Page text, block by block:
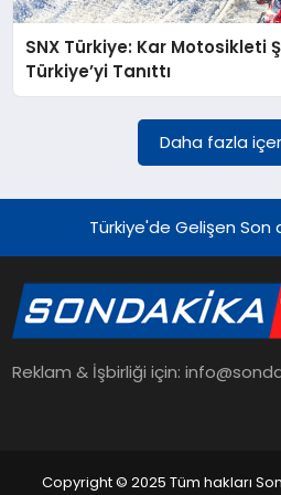
YAŞAM
EKONOMI
EĞITIM
OTOMOBIL
SNX Türkiye: Kar Motosikleti
Türkiye’yi Tanıttı
Daha fazla
Türkiye'de Gelişen Son
Reklam & İşbirliği için:
Copyright © 2025 Tüm hakları